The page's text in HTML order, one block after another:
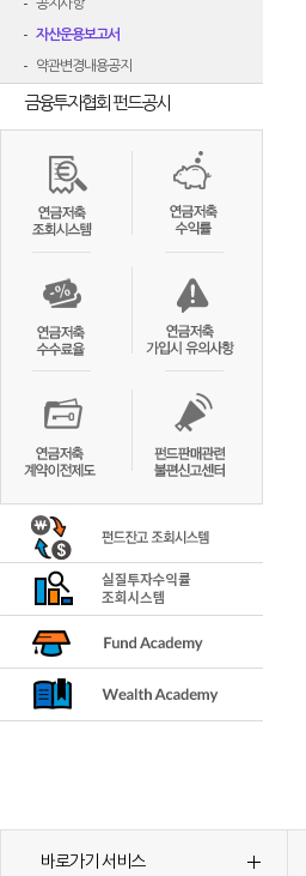
공지사항
자산운용보고서
약관변경내용공지
금융투자협회 펀드공시
바로가기 서비스